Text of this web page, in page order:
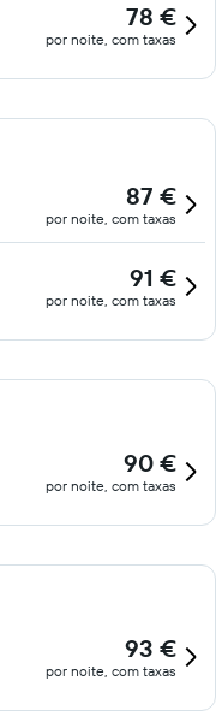
78 €
por noite, com taxas
87 €
por noite, com taxas
91 €
por noite, com taxas
90 €
por noite, com taxas
93 €
por noite, com taxas